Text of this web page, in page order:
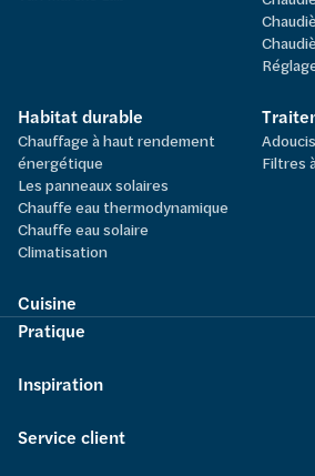
Habitat durable
Chauffage à haut rendement
énergétique
Les panneaux solaires
Chauffe eau thermodynamique
Chauffe eau solaire
Climatisation
Filtres
Cuisine
Pratique
Inspiration
Service client